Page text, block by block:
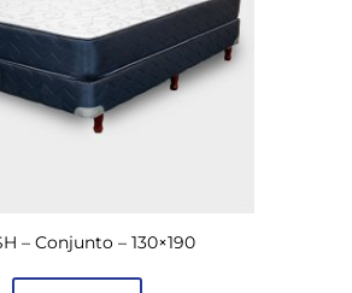
– Conjunto – 130×190